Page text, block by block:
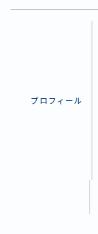
プロフィール